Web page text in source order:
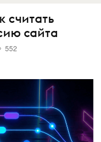
считать
сайта
552